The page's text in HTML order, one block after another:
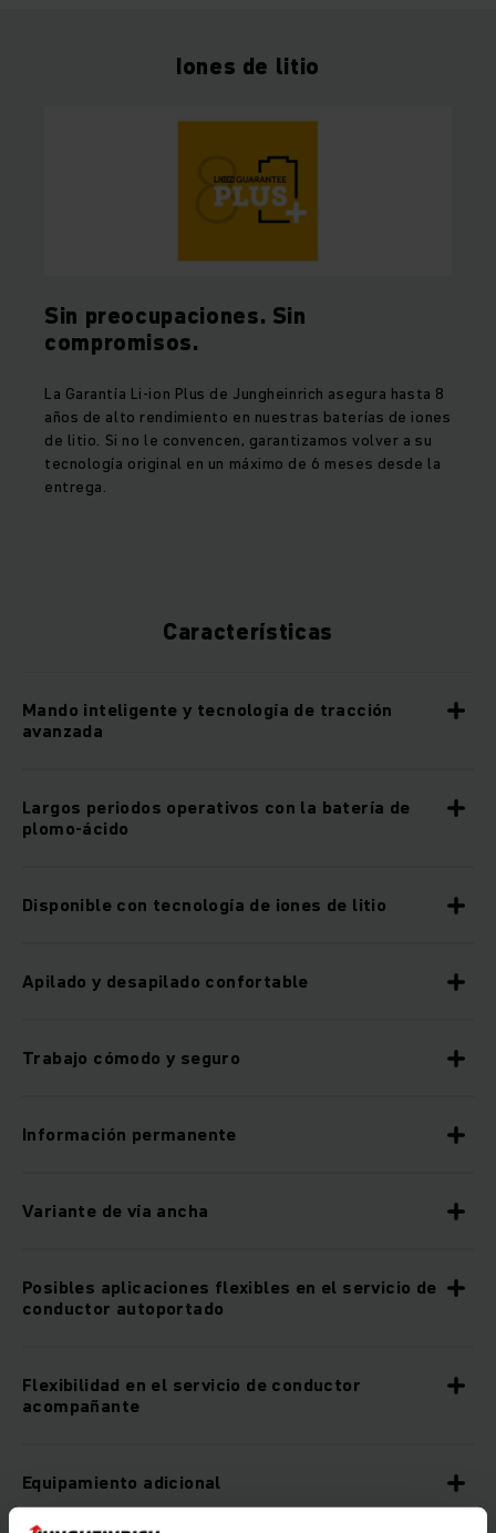
Iones de litio
Sin preocupaciones. Sin
compromisos.
La Garantía Li-ion Plus de Jungheinrich asegura hasta 8
años de alto rendimiento en nuestras baterías de iones
de litio. Si no le convencen, garantizamos volver a su
tecnología original en un máximo de 6 meses desde la
entrega.
Características
Mando inteligente y tecnología de tracción
avanzada
Largos periodos operativos con la batería de
plomo-ácido
Disponible con tecnología de iones de litio
Apilado y desapilado confortable
Trabajo cómodo y seguro
Información permanente
Variante de vía ancha
Posibles aplicaciones flexibles en el servicio de
conductor autoportado
Flexibilidad en el servicio de conductor
acompañante
Equipamiento adicional